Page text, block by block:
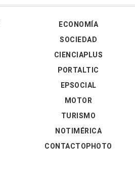
ECONOMÍA
SOCIEDAD
CIENCIAPLUS
PORTALTIC
EPSOCIAL
MOTOR
TURISMO
NOTIMÉRICA
CONTACTOPHOTO